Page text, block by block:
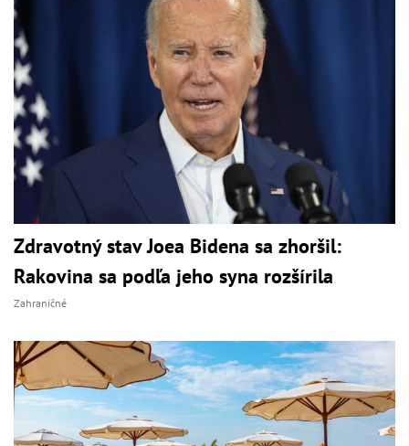
Zdravotný stav Joea Bidena sa zhoršil:
Rakovina sa podľa jeho syna rozšírila
Zahraničné